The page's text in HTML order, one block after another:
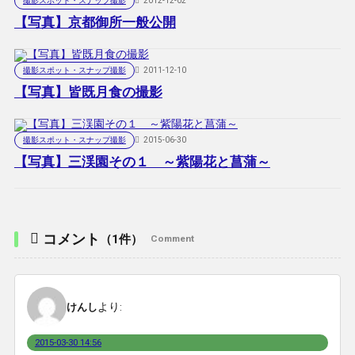
【写真】京都御所一般公開
撮影スポット・スナップ撮影 2011-12-10
【写真】皆既月食の撮影
撮影スポット・スナップ撮影 2015-06-30
【写真】三渓園その１ ～紫陽花と菖蒲～
コメント （1件） Comment
けんし より:
2015-03-30 14:56